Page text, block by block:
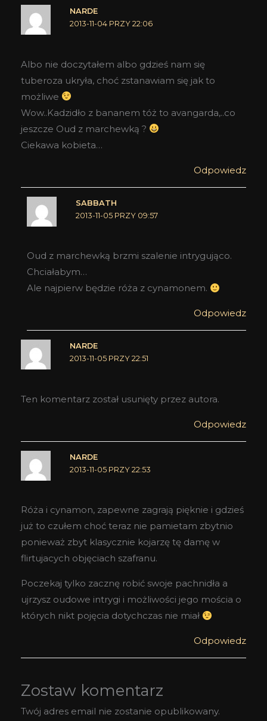
NARDE
2013-11-04 PRZY 22:06
Albo nie doczytałem albo gdzieś nam się
tuberoza ukryła, choć zstanawiam się jak to
możliwe
Wow..Kadzidło z bananem tóż to avangarda,..co
jeszcze Oud z marchewką ?
Ciekawa kobieta…
Odpowiedz
SABBATH
2013-11-05 PRZY 09:57
Oud z marchewką brzmi szalenie intrygująco.
Chciałabym…
Ale najpierw będzie róża z cynamonem.
Odpowiedz
NARDE
2013-11-05 PRZY 22:51
Ten komentarz został usunięty przez autora.
Odpowiedz
NARDE
2013-11-05 PRZY 22:53
Róża i cynamon, zapewne zagrają pięknie i gdzieś
już to czułem choć teraz nie pamietam zbytnio
ponieważ zbyt klasycznie kojarzę tę damę w
flirtujacych objęciach szafranu.
Poczekaj tylko zacznę robić swoje pachnidła a
ujrzysz oudowe intrygi i możliwości jego mościa o
których nikt pojęcia dotychczas nie miał
Odpowiedz
Zostaw komentarz
Twój adres email nie zostanie opublikowany.